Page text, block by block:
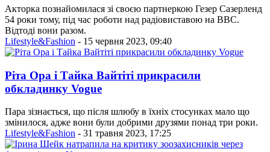
Акторка познайомилася зі своєю партнеркою Гезер Сазерленд
54 роки тому, під час роботи над радіовиставою на BBC.
Відтоді вони разом.
Lifestyle&Fashion - 15 червня 2023, 09:40
Ріта Ора і Тайка Вайтіті прикрасили
обкладинку Vogue
Пара зізнається, що після шлюбу в їхніх стосунках мало що
змінилося, адже вони були добрими друзями понад три роки.
Lifestyle&Fashion - 31 травня 2023, 17:25